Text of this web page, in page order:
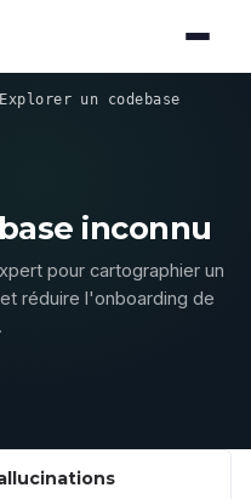
Explorer un codebase
inconnu
pour cartographier un
réduire l'onboarding de